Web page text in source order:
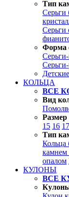
Тип
Серьги
Серьги
Форма
КОЛЬЦА
ВСЕ
Вид
Размер
15 16 17
Тип
Кольца
камнем
опалом
КУЛОНЫ
ВСЕ